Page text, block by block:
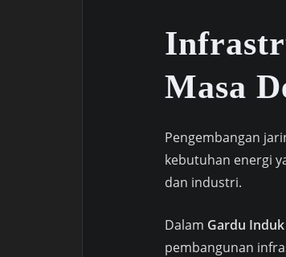
Masa
Pengembangan
kebutuhan energi
dan industri.
Dalam Gardu
pembangunan